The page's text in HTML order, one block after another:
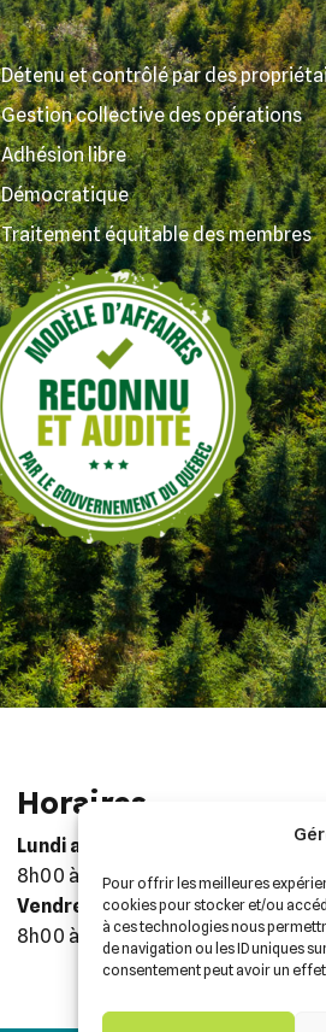
Pour offrir les meilleures
cookies pour stocker et/ou
à ces technologies nous
de navigation ou les ID uniques
consentement peut avoir un
Détenu et contrôlé par des
Gestion collective des opérations
Adhésion libre
Démocratique
Traitement équitable des membres
Horaires
Lundi au jeudi :
8h00 à 12h00 – 12h30 à 16h30
Vendredi :
8h00 à 12h00